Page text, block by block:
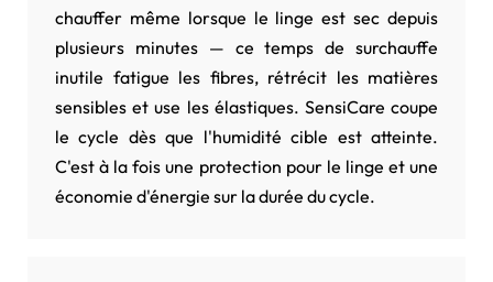
chauffer même lorsque le linge est sec depuis
plusieurs minutes — ce temps de surchauffe
inutile fatigue les fibres, rétrécit les matières
sensibles et use les élastiques. SensiCare coupe
le cycle dès que l'humidité cible est atteinte.
C'est à la fois une protection pour le linge et une
économie d'énergie sur la durée du cycle.